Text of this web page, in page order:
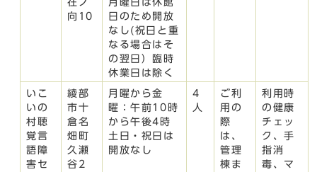
在ノ
向10
月曜日は休館
日のため開放
なし(祝日と重
なる場合はそ
の翌日）臨時
休業日は除く
いこ
いの
村聴
覚言
語障
害セ
綾部
市十
倉名
畑町
久瀬
谷2
月曜から金
曜：午前10時
から午後4時
土日・祝日は
開放なし
4
人
ご利
用の
際
は、
管理
棟ま
利用時
の健康
チェッ
ク、手
指消
毒、マ